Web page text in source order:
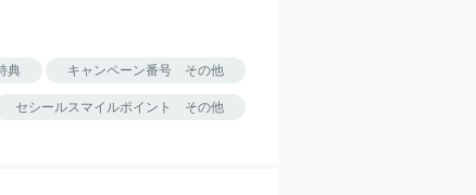
典 キャンペーン番号 その他
セシールスマイルポイント その他